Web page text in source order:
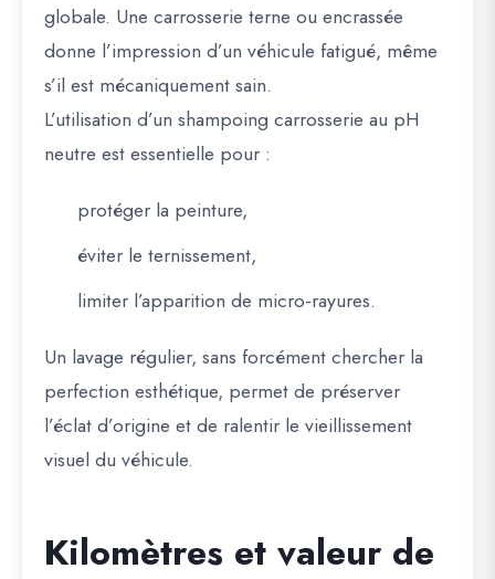
globale. Une carrosserie terne ou encrassée
donne l’impression d’un véhicule fatigué, même
s’il est mécaniquement sain.
L’utilisation d’un shampoing carrosserie au pH
neutre est essentielle pour :
protéger la peinture,
éviter le ternissement,
limiter l’apparition de micro-rayures.
Un lavage régulier, sans forcément chercher la
perfection esthétique, permet de préserver
l’éclat d’origine et de ralentir le vieillissement
visuel du véhicule.
Kilomètres et valeur de